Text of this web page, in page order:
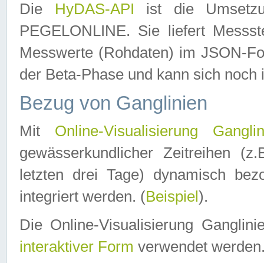
Die HyDAS-API ist die
PEGELONLINE. Sie liefert
Messwerte (Rohdaten) im JSON-
der Beta-Phase und kann sich noch
Bezug von Ganglinien
Mit Online-Visualisierung
gewässerkundlicher Zeitreihen
letzten drei Tage) dynamisch
integriert werden. (Beispiel ).
Die Online-Visualisierung
interaktiver Form verwendet